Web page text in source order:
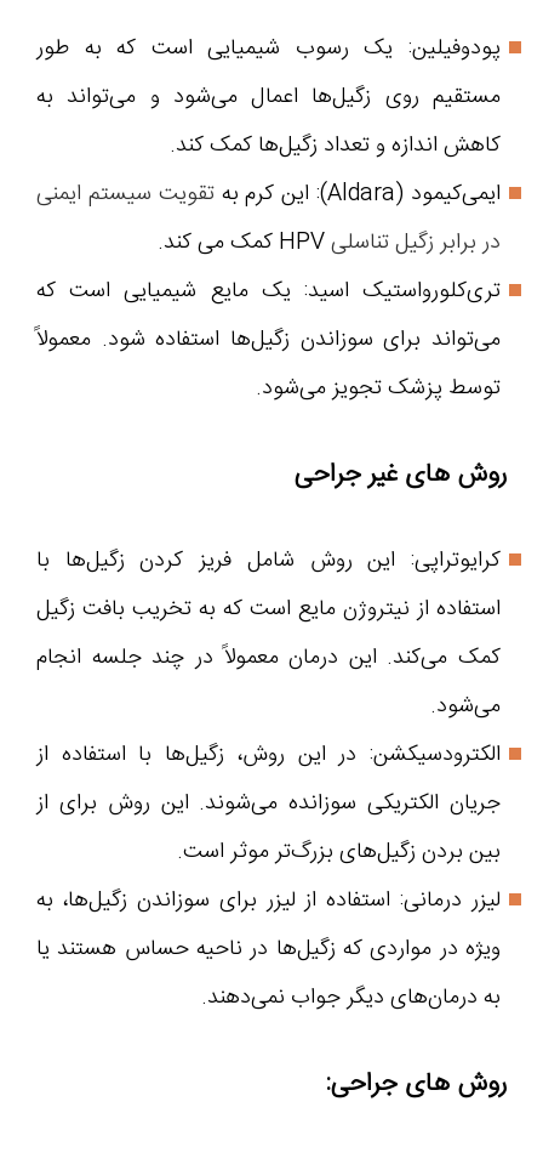
پودوفیلین: یک رسوب شیمیایی است که به طور
مستقیم روی زگیل‌ها اعمال می‌شود و می‌تواند به
کاهش اندازه و تعداد زگیل‌ها کمک کند.
ایمی‌کیمود (Aldara): این کرم به
تقویت سیستم ایمنی
در برابر زگیل تناسلی
تری‌کلورواستیک اسید: یک مایع شیمیایی است که
می‌تواند برای سوزاندن زگیل‌ها استفاده شود. معمولاً
توسط پزشک تجویز می‌شود.
روش های غیر جراحی
کرایوتراپی: این روش شامل فریز کردن زگیل‌ها با
استفاده از نیتروژن مایع است که به تخریب بافت زگیل
کمک می‌کند. این درمان معمولاً در چند جلسه انجام
می‌شود.
الکترودسیکشن: در این روش، زگیل‌ها با استفاده از
جریان الکتریکی سوزانده می‌شوند. این روش برای از
بین بردن زگیل‌های بزرگ‌تر موثر است.
لیزر درمانی: استفاده از لیزر برای سوزاندن زگیل‌ها، به
ویژه در مواردی که زگیل‌ها در ناحیه حساس هستند یا
به درمان‌های دیگر جواب نمی‌دهند.
روش های جراحی: